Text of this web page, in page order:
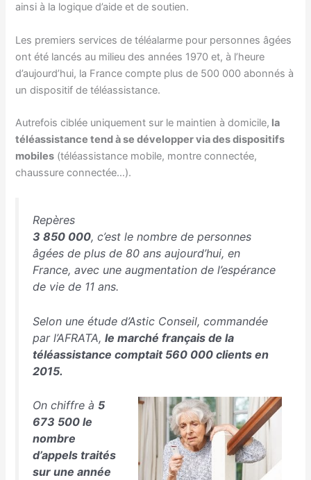
ainsi à la logique d’aide et de soutien.
Les premiers services de téléalarme pour personnes âgées
ont été lancés au milieu des années 1970 et, à l’heure
d’aujourd’hui, la France compte plus de 500 000 abonnés à
un dispositif de téléassistance.
Autrefois ciblée uniquement sur le maintien à domicile, la
téléassistance tend à se développer via des dispositifs
mobiles (téléassistance mobile, montre connectée,
chaussure connectée…).
Repères
3 850 000, c’est le nombre de personnes
âgées de plus de 80 ans aujourd’hui, en
France, avec une augmentation de l’espérance
de vie de 11 ans.
Selon une étude d’Astic Conseil, commandée
par l’AFRATA,le marché français de la
téléassistance comptait 560 000 clients en
2015.
On chiffre à5
673 500 le
nombre
d’appels traités
sur une année